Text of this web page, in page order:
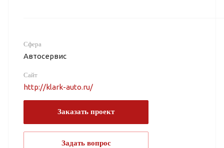
Сфера
Автосервис
Сайт
http://klark-auto.ru/
Заказать проект
Задать вопрос